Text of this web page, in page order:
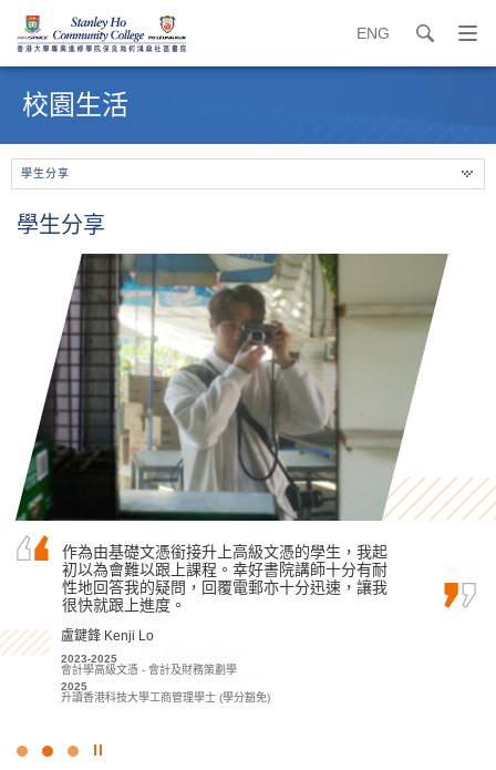
ENG search
打
開
始
校園生活
學生分享
學生分享
我經常以「為社會貢獻赤誠之心」的心態去學
習，加上適當的課外實踐實習活動，所以最後如
願升讀大學。
2022-2024
2024
作為由基礎文憑銜接升上高級文憑的學生，我起
初以為會難以跟上課程。幸好書院講師十分有耐
性地回答我的疑問，回覆電郵亦十分迅速，讓我
很快就跟上進度。
盧鍵鋒 Kenji Lo
2023-2025
會計學高級文憑 - 會計及財務策劃學
2025
升讀香港科技大學工商管理學士 (學分豁免)
兩年前，因為成績未如理想未能直升大學。因此
我選擇入讀書院的醫療及保健產品管理高級文憑
課程。這個課程讓我接觸了不同醫療專業領域的
知識，例如生理學、藥物製劑學等，使我獲益良
多。講師們很樂意幫助同學，列舉不同的例子，…
馮詠詩 Stephy Fung
2019-2021
醫療及保健產品管理高級文憑
2021
點